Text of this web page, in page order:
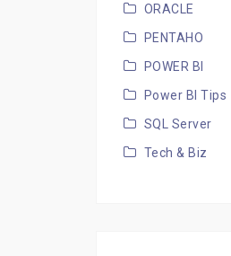
ORACLE
PENTAHO
POWER BI
Power BI Tips
SQL Server
Tech & Biz